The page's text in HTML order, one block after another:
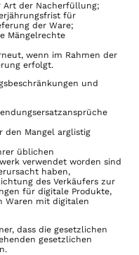
Art der Nacherfüllung;
für
der Ware;
Mängelrechte
wenn im Rahmen der
erfolgt.
und
den Mangel arglistig
üblichen
verwendet worden sind
haben,
des Verkäufers zur
für digitale Produkte,
Waren mit digitalen
dass die gesetzlichen
gesetzlichen